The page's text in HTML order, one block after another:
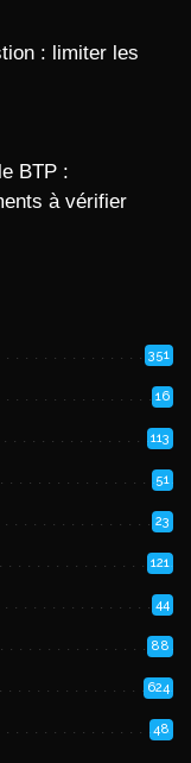
: limiter les
BTP :
à vérifier
351
16
113
51
23
121
44
88
624
48